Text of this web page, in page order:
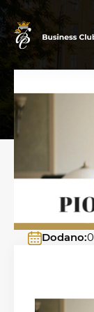
Dodano: